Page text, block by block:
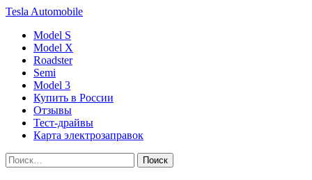
Tesla Automobile
Model S
Model X
Roadster
Semi
Model 3
Купить в России
Отзывы
Тест-драйвы
Карта электрозаправок